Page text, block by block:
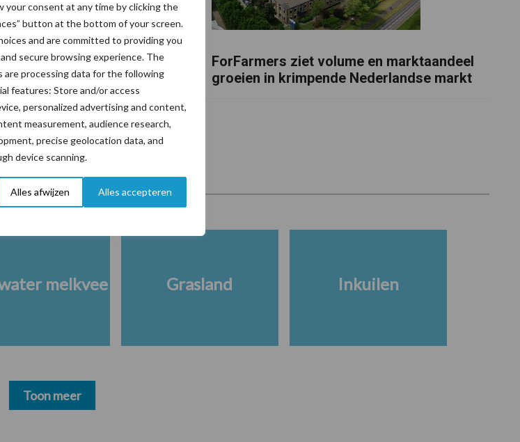
your consent at any time by clicking the
button at the bottom of your screen.
and are committed to providing you
secure browsing experience. The
are processing data for the following
features: Store and/or access
personalized advertising and content,
measurement, audience research,
precise geolocation data, and
device scanning.
Alles afwijzen Alles accepteren
een vaak onderschatte
mastitis
ForFarmers ziet volume en marktaandeel
groeien in krimpende Nederlandse markt
Wet en regelgeving
melkvee Grasland Inkuilen
Toon meer